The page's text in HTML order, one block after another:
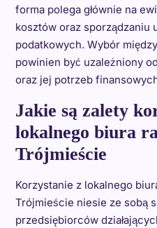
forma polega głównie na
kosztów oraz sporządzaniu
podatkowych. Wybór
powinien być uzależniony
oraz jej potrzeb
Jakie są zalety
lokalnego biura
Trójmieście
Korzystanie z lokalnego
Trójmieście niesie ze sobą
przedsiębiorców